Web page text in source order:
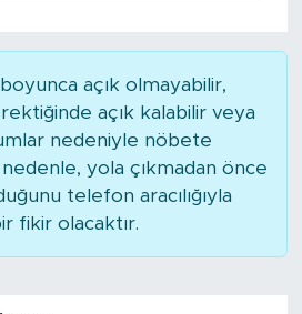
açık olmayabilir,
açık kalabilir veya
nedeniyle nöbete
yola çıkmadan önce
telefon aracılığıyla
fikir olacaktır.